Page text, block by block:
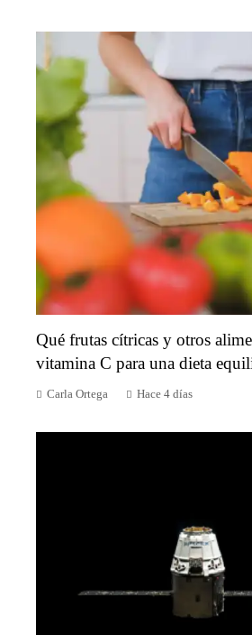
Qué frutas cítricas y otros
vitamina C para una dieta
Carla Ortega Hace 4 días